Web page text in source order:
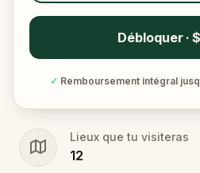
Débloquer ·
✓ Remboursement intégral
Lieux que tu visiteras
12